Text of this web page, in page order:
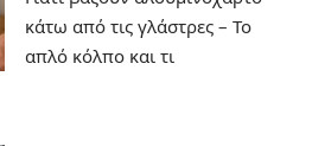
κάτω από τις γλάστρες – Το
απλό κόλπο και τι